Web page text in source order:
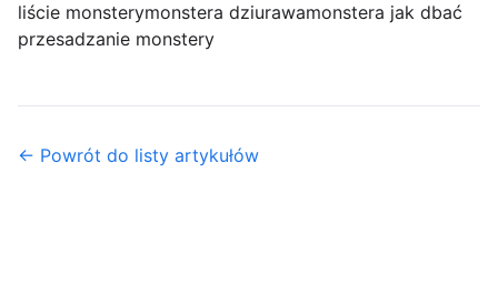
liście monsterymonstera dziurawamonstera jak dbać
przesadzanie monstery
← Powrót do listy artykułów